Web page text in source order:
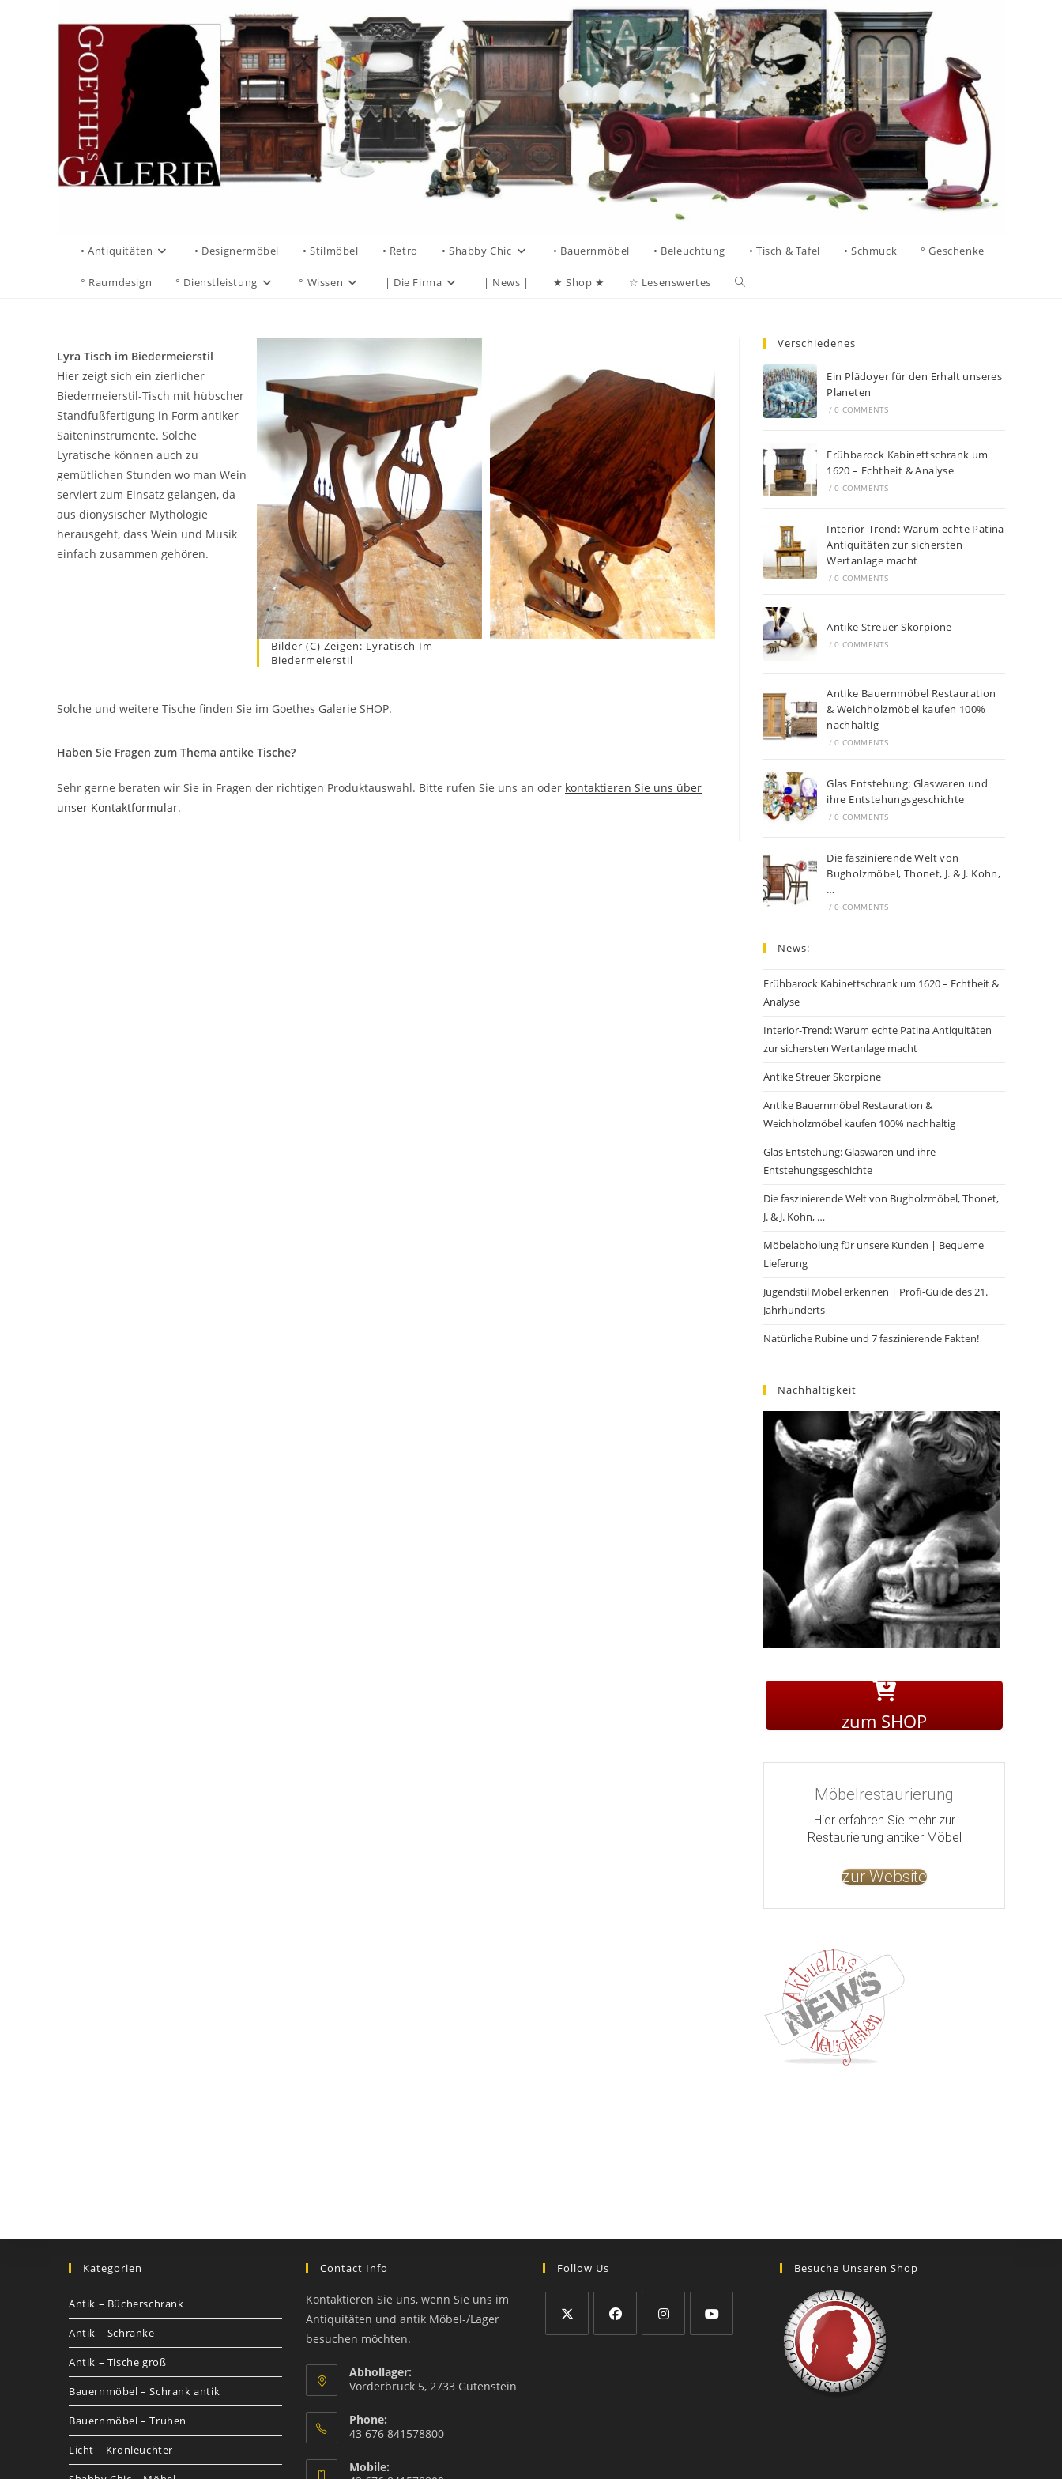
• Antiquitäten • Designermöbel • Stilmöbel • Retro • Shabby Chic • Bauernmöbel • Beleuchtung • Tisch & Tafel • Schmuck ° Geschenke
° Raumdesign ° Dienstleistung ° Wissen | Die Firma | News | ★ Shop ★ ☆ Lesenswertes
Lyra Tisch im Biedermeierstil
Hier zeigt sich ein zierlicher
Biedermeierstil-Tisch mit hübscher
Standfußfertigung in Form antiker
Saiteninstrumente. Solche
Lyratische können auch zu
gemütlichen Stunden wo man Wein
serviert zum Einsatz gelangen, da
aus dionysischer Mythologie
herausgeht, dass Wein und Musik
einfach zusammen gehören.
Bilder (c) Zeigen: Lyratisch Im
Biedermeierstil
Solche und weitere Tische finden Sie im Goethes Galerie SHOP.
Haben Sie Fragen zum Thema antike Tische?
Sehr gerne beraten wir Sie in Fragen der richtigen Produktauswahl. Bitte rufen Sie uns an oder kontaktieren Sie uns über
unser Kontaktformular.
Verschiedenes
Ein Plädoyer für den Erhalt unseres
Planeten
/ 0 COMMENTS
Frühbarock Kabinettschrank um
1620 – Echtheit & Analyse
/ 0 COMMENTS
Interior-Trend: Warum echte Patina
Antiquitäten zur sichersten
Wertanlage macht
/ 0 COMMENTS
Antike Streuer Skorpione
/ 0 COMMENTS
Antike Bauernmöbel Restauration
& Weichholzmöbel kaufen 100%
nachhaltig
/ 0 COMMENTS
Glas Entstehung: Glaswaren und
ihre Entstehungsgeschichte
/ 0 COMMENTS
Die faszinierende Welt von
Bugholzmöbel, Thonet, J. & J. Kohn,
…
/ 0 COMMENTS
News:
Frühbarock Kabinettschrank um 1620 – Echtheit &
Analyse
Interior-Trend: Warum echte Patina Antiquitäten
zur sichersten Wertanlage macht
Antike Streuer Skorpione
Antike Bauernmöbel Restauration &
Weichholzmöbel kaufen 100% nachhaltig
Glas Entstehung: Glaswaren und ihre
Entstehungsgeschichte
Die faszinierende Welt von Bugholzmöbel, Thonet,
J. & J. Kohn, …
Möbelabholung für unsere Kunden | Bequeme
Lieferung
Jugendstil Möbel erkennen | Profi-Guide des 21.
Jahrhunderts
Natürliche Rubine und 7 faszinierende Fakten!
Nachhaltigkeit
zum SHOP
Möbelrestaurierung
Hier erfahren Sie mehr zur
Restaurierung antiker Möbel
zur Website
Kategorien
Antik – Bücherschrank
Antik – Schränke
Antik – Tische groß
Bauernmöbel – Schrank antik
Bauernmöbel – Truhen
Licht – Kronleuchter
Contact Info
Kontaktieren Sie uns, wenn Sie uns im
Antiquitäten und antik Möbel-/Lager
besuchen möchten.
Abhollager:
Vorderbruck 5, 2733 Gutenstein
Phone:
43 676 841578800
Mobile:
Follow Us Besuche Unseren Shop